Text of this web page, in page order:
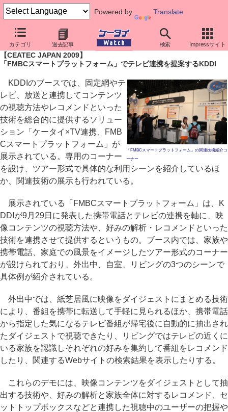
Powered by Translate
カテゴリ 過去記事 検索 Impressサイト
ケータイ Watch イベント CEATEC JAPAN
2009
【CEATEC JAPAN 2009】
「FMBCスマートプラットフォーム」でテレビ連携を提案するKDDI
「FMBCスマートプラットフォーム」の関連技術紹介コ
ーナー
KDDIのブースでは、固定網やテ
レビ、放送と連携してコンテンツ
の視聴方法やレコメンドといった
技術を総合的に提供するソリュー
ション「ケータイ×TV連携、FMB
Cスマートプラットフォーム」が
展示されている。専用のコーナー
を設け、ツアー形式で具体的な利用シーンを紹介しているほ
か、関連技術の展示も行われている。
展示されている「FMBCスマートプラットフォーム」は、K
DDIが9月29日に発表した携帯電話とテレビの連携を軸に、映
像コンテンツの視聴方法や、好みの解析・レコメンドといった
技術を連携させて提供するというもの。ブース内では、家族や
携帯電話、家庭での風景をイメージしたツアー形式のコーナー
が設けられており、外出中、自室、リビングの3つのシーンで
具体例が紹介されている。
外出中では、紙芝居風に映像をダイジェストにまとめる技術
により、番組を携帯に転送して手軽に見られるほか、携帯電話
から指定した気になるテレビ番組が帰宅後に自動的に抽出され
たダイジェストで視聴できたり、リビングではテレビの近くに
いる家族を認識しそれぞれの好みを集約して番組をレコメンド
したり、関連するWebサイトの検索結果を表示したりする。
これらのデモには、映像コンテンツをダイジェストとして抽
出する技術や、好みの解析と家族全体に対するレコメンド、セ
ットトップボックスなどと連携した視聴中のユーザーの把握や